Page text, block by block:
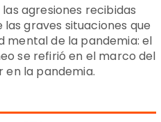
agresiones recibidas
graves situaciones que
mental de la pandemia: el
se refirió en el marco del
en la pandemia.